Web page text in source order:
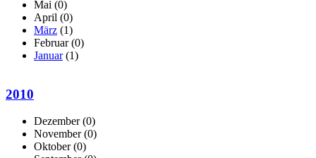
Mai (0)
April (0)
März (1)
Februar(0)
Januar (1)
2010
Dezember(0)
November(0)
Oktober(0)